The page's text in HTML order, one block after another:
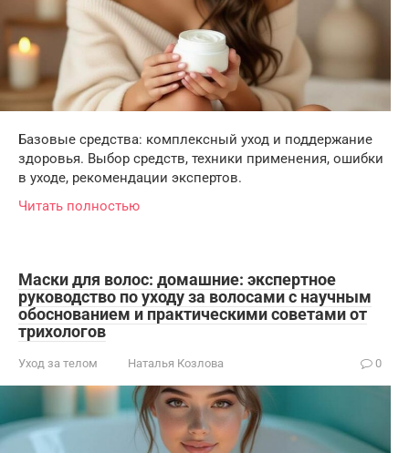
Базовые средства: комплексный уход и поддержание
здоровья. Выбор средств, техники применения, ошибки
в уходе, рекомендации экспертов.
Читать полностью
Маски для волос: домашние: экспертное
руководство по уходу за волосами с научным
обоснованием и практическими советами от
трихологов
Уход за телом Наталья Козлова 0